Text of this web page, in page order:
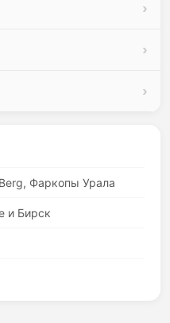
Фаркопы Урала
и Бирск